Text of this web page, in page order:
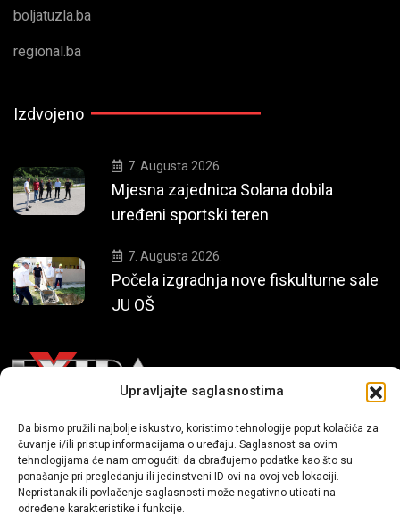
Upravljajte saglasnostima
Da bismo pružili najbolje iskustvo, koristimo tehnologije poput kolačića za
čuvanje i/ili pristup informacijama o uređaju. Saglasnost sa ovim
tehnologijama će nam omogućiti da obrađujemo podatke kao što su
ponašanje pri pregledanju ili jedinstveni ID-ovi na ovoj veb lokaciji.
Nepristanak ili povlačenje saglasnosti može negativno uticati na
određene karakteristike i funkcije.
boljatuzla.ba
regional.ba
Izdvojeno
7. Augusta 2026.
Mjesna zajednica Solana dobila
uređeni sportski teren
7. Augusta 2026.
Počela izgradnja nove fiskulturne sale
JU OŠ
Mi smo moderni portal zabavnog karaktera koji donosi vijesti i
priče iz života, svijeta showbiza, lifestyle-a i popularne kulture.